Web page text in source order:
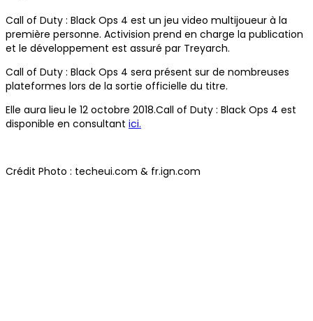
Call of Duty : Black Ops 4 est un jeu video multijoueur à la
première personne. Activision prend en charge la publication
et le développement est assuré par Treyarch.
Call of Duty : Black Ops 4 sera présent sur de nombreuses
plateformes lors de la sortie officielle du titre.
Elle aura lieu le 12 octobre 2018.Call of Duty : Black Ops 4 est
disponible en consultant ici.
Crédit Photo : techeui.com & fr.ign.com